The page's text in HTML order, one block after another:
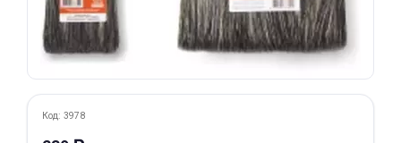
Код: 3978
25% картой любого банка
Получайте товар